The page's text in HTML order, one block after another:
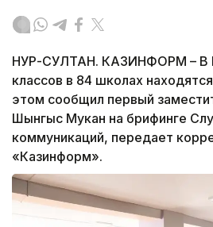
НУР-СУЛТАН. КАЗИНФОРМ – В
классов в 84 школах
этом сообщил первый
Шынгыс Мукан на брифинге
коммуникаций, передает
«Казинформ».